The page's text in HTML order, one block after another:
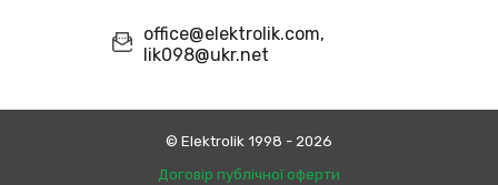
office@elektrolik.com,
lik098@ukr.net
© Еlektrolik 1998 - 2026
Договір публічної оферти